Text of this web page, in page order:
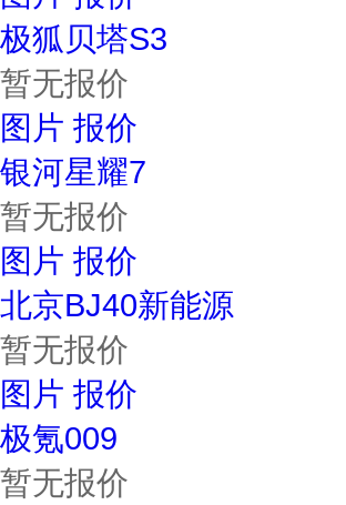
极狐贝塔S3
暂无报价
图片 报价
银河星耀7
暂无报价
图片 报价
北京BJ40新能源
暂无报价
图片 报价
极氪009
暂无报价